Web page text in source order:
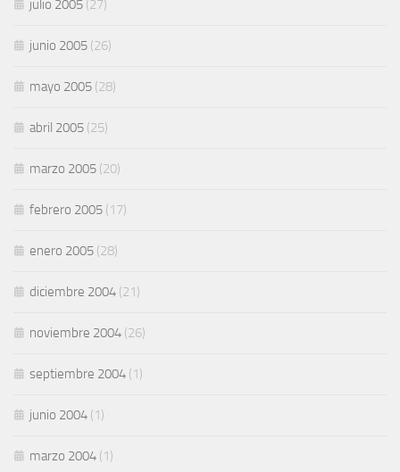
julio 2005 (27)
junio 2005 (26)
mayo 2005 (28)
abril 2005 (25)
marzo 2005 (20)
febrero 2005 (17)
enero 2005 (28)
diciembre 2004 (21)
noviembre 2004 (26)
septiembre 2004 (1)
junio 2004 (1)
marzo 2004 (1)